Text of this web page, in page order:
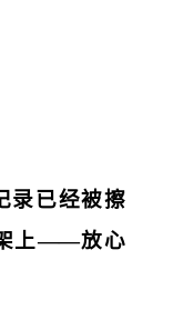
录已经被擦
上——放心